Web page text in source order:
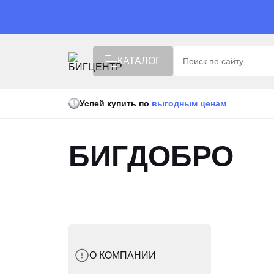
КАТАЛОГ
ISUZU X БИГЦЕНТР
ВЫГОДНАЯ ЦЕНА
АГРОТЕХНИКА
Успей купить по выгодным ценам
БИГДОБРО
О КОМПАНИИ